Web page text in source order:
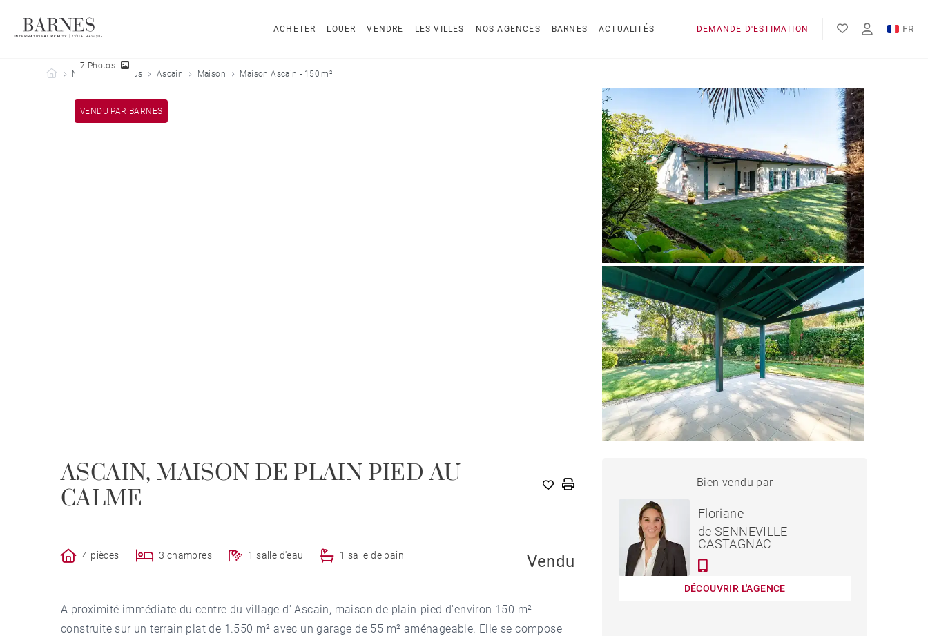
ACHETER LOUER VENDRE LES VILLES NOS AGENCES BARNES ACTUALITÉS DEMANDE D'ESTIMATION FR
EN
Barnes Côte Basque
Nos biens vendus Ascain Maison Maison Ascain - 150 m²
VENDU PAR BARNES
7 Photos
ASCAIN, MAISON DE PLAIN PIED AU
CALME
4 pièces 3 chambres 1 salle d'eau 1 salle de bain Vendu
A proximité immédiate du centre du village d' Ascain, maison de plain-pied d'environ 150 m²
construite sur un terrain plat de 1.550 m² avec un garage de 55 m² aménageable. Elle se compose
MAISON ASCAIN - 150 M²
Bien vendu par
Floriane
de SENNEVILLE
CASTAGNAC
DÉCOUVRIR L'AGENCE